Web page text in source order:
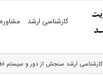
کارشناسی ارشد
کارشناسی ارشد سنجش از دور و سیستم